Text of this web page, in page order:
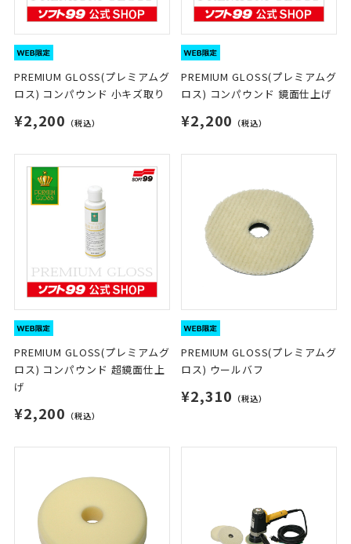
PREMIUM GLOSS(プレミアムグ
ロス) コンパウンド 小キズ取り
¥2,200 （税込）
PREMIUM GLOSS(プレミアムグ
ロス) コンパウンド 鏡面仕上げ
¥2,200 （税込）
PREMIUM GLOSS(プレミアムグ
ロス) コンパウンド 超鏡面仕上
げ
¥2,200 （税込）
PREMIUM GLOSS(プレミアムグ
ロス) ウールバフ
¥2,310 （税込）